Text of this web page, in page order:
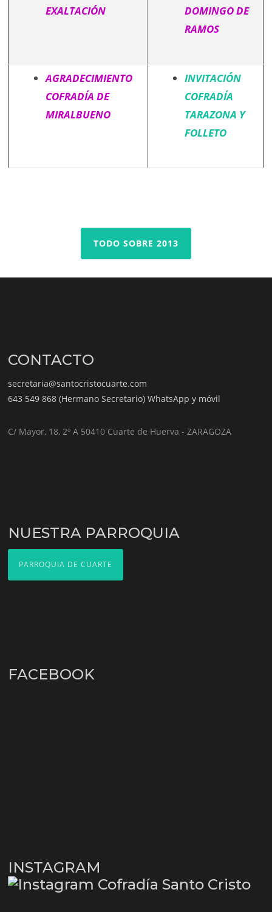
EXALTACIÓN
DOMINGO DE
RAMOS
AGRADECIMIENTO
COFRADÍA DE
MIRALBUENO
INVITACIÓN
COFRADÍA
TARAZONA Y
FOLLETO
TODO SOBRE 2013
CONTACTO
secretaria@santocristocuarte.com
643 549 868 (Hermano Secretario) WhatsApp y móvil
C/ Mayor, 18, 2º A 50410 Cuarte de Huerva - ZARAGOZA
NUESTRA PARROQUIA
PARROQUIA DE CUARTE
FACEBOOK
INSTAGRAM